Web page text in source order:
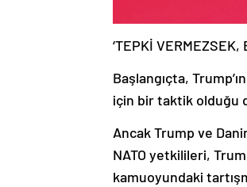
‘TEPKİ VERMEZSEK,
Başlangıçta,
için bir taktik olduğu
Ancak Trump ve
NATO yetkilileri,
kamuoyundaki